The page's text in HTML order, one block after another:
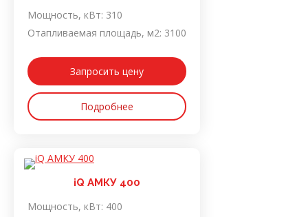
Мощность, кВт: 310
Отапливаемая площадь, м2: 3100
Запросить цену
Подробнее
iQ АМКУ 400
Мощность, кВт: 400